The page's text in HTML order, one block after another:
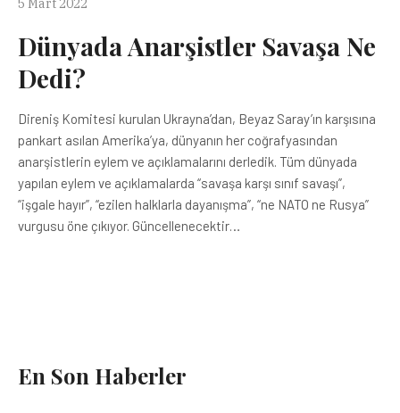
5 Mart 2022
Dünyada Anarşistler Savaşa Ne
Dedi?
Direniş Komitesi kurulan Ukrayna’dan, Beyaz Saray’ın karşısına
pankart asılan Amerika’ya, dünyanın her coğrafyasından
anarşistlerin eylem ve açıklamalarını derledik. Tüm dünyada
yapılan eylem ve açıklamalarda “savaşa karşı sınıf savaşı”,
“işgale hayır”, “ezilen halklarla dayanışma”, “ne NATO ne Rusya”
vurgusu öne çıkıyor. Güncellenecektir…
En Son Haberler